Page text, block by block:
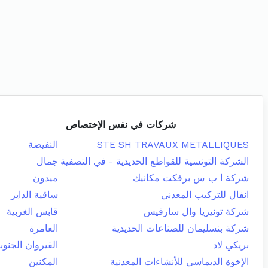
شركات في نفس الإختصاص
STE SH TRAVAUX METALLIQUES
النفيضة
الشركة التونسية للقواطع الحديدية - في التصفية جمال
شركة ا ب س برفكت مكانيك
ميدون
انفال للتركيب المعدني
ساقية الداير
شركة تونيزيا وال سارفيس
قابس الغربية
شركة بنسليمان للصناعات الحديدية
العامرة
بريكي لاد
القيروان
الإخوة الديماسي للأنشاءات المعدنية
المكنين